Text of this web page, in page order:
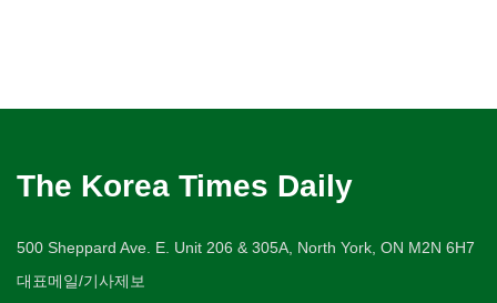
The Korea Times Daily
500 Sheppard Ave. E. Unit 206 & 305A, North York, ON M2N 6H7
대표메일/기사제보